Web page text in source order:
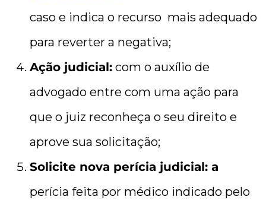
caso e indica o recurso mais adequado
para reverter a negativa;
Ação judicial: com o auxílio de
advogado entre com uma ação para
que o juiz reconheça o seu direito e
aprove sua solicitação;
Solicite nova perícia judicial: a
perícia feita por médico indicado pelo